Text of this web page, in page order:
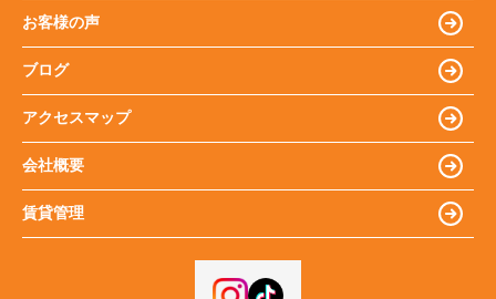
お客様の声
ブログ
アクセスマップ
会社概要
賃貸管理